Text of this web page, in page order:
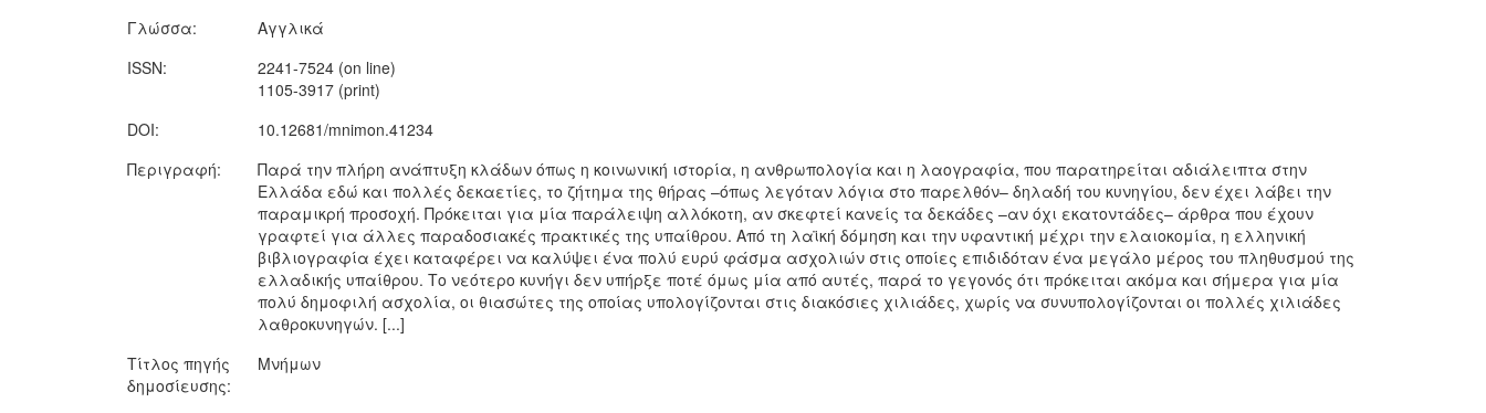
Γλώσσα:
Αγγλικά
ISSN:
2241-7524 (on line)
1105-3917 (print)
DOI:
10.12681/mnimon.41234
Περιγραφή:
Παρά την πλήρη ανάπτυξη κλάδων όπως η κοινωνική ιστορία, η ανθρωπολογία και η λαογραφία, που παρατηρείται αδιάλειπτα στην
Ελλάδα εδώ και πολλές δεκαετίες, το ζήτημα της θήρας –όπως λεγόταν λόγια στο παρελθόν– δηλαδή του κυνηγίου, δεν έχει λάβει την
παραμικρή προσοχή. Πρόκειται για μία παράλειψη αλλόκοτη, αν σκεφτεί κανείς τα δεκάδες –αν όχι εκατοντάδες– άρθρα που έχουν
γραφτεί για άλλες παραδοσιακές πρακτικές της υπαίθρου. Από τη λαϊκή δόμηση και την υφαντική μέχρι την ελαιοκομία, η ελληνική
βιβλιογραφία έχει καταφέρει να καλύψει ένα πολύ ευρύ φάσμα ασχολιών στις οποίες επιδιδόταν ένα μεγάλο μέρος του πληθυσμού της
ελλαδικής υπαίθρου. Το νεότερο κυνήγι δεν υπήρξε ποτέ όμως μία από αυτές, παρά το γεγονός ότι πρόκειται ακόμα και σήμερα για μία
πολύ δημοφιλή ασχολία, οι θιασώτες της οποίας υπολογίζονται στις διακόσιες χιλιάδες, χωρίς να συνυπολογίζονται οι πολλές χιλιάδες
λαθροκυνηγών. [...]
Τίτλος πηγής
δημοσίευσης:
Μνήμων